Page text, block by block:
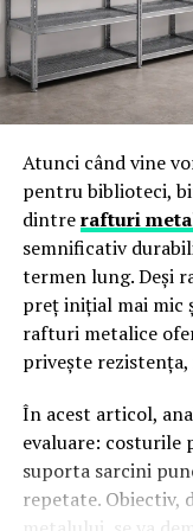
În consecință,
moft. Este o
a face niciun fel de
ARTICOLE PE ACEIASI
URMATORUL
Ghidul Achiziției de
Cel Mai Bun Model
NU RATATI
Jantele din Aliaj –
gesturi simple în
mare nevoie.
Din 2018, proiectul
fiecare an. Un gest
💛Implicarea
Mulțumim
continuă.
baterie:
utilizare
activare:
Aceste specificații
compacte,
Cum funcționează
Funcționarea este
utilizatorul
dispozitivul
bateria
lichidul este
Atunci când vine
pentru biblioteci,
dintrerafturi
semnificativ
termen lung. Deși
preț inițial mai mic
rafturi metalice
privește
În acest articol,
evaluare: costurile
suporta sarcini
repetate. Obiectiv,